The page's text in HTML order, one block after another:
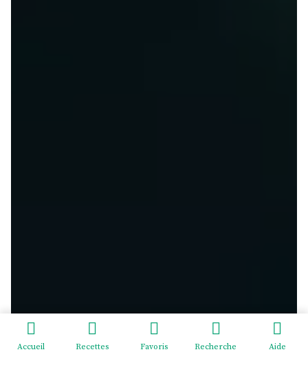
Accueil Recettes Favoris Recherche Aide